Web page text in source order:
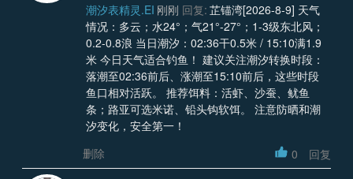
潮汐表精灵.EI 刚刚 回复: 芷锚湾[2026-8-9] 天气
情况：多云；水24°；气21°-27°；1-3级东北风；
0.2-0.8浪 当日潮汐：02:36干0.5米 / 15:10满1.9
米 今日天气适合钓鱼！ 建议关注潮汐转换时段：
落潮至02:36前后、涨潮至15:10前后，这些时段
鱼口相对活跃。 推荐饵料：活虾、沙蚕、鱿鱼
条；路亚可选米诺、铅头钩软饵。 注意防晒和潮
汐变化，安全第一！
删除
0 回复